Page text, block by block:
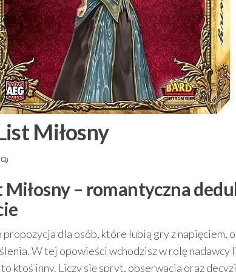
Miłosny
Miłosny – romantyczna
propozycja dla osób, które lubią gry z napięciem,
W tej opowieści wchodzisz w rolę
ktoś inny. Liczy się spryt, obserwacja oraz